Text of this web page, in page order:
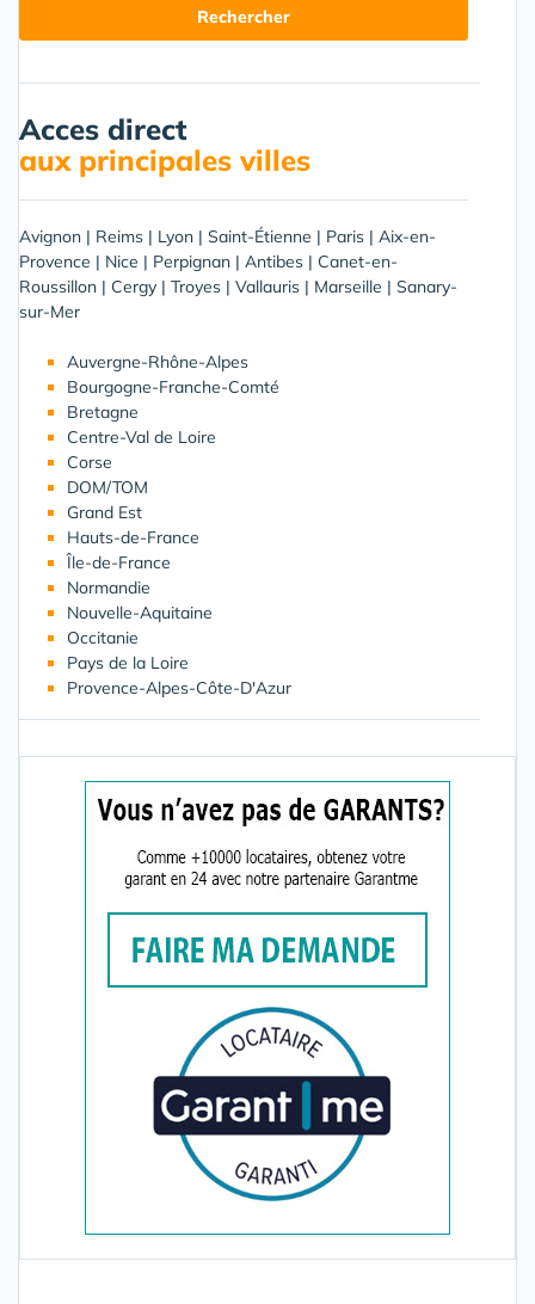
Acces direct
aux principales villes
Avignon | Reims | Lyon | Saint-Étienne | Paris | Aix-en-
Provence | Nice | Perpignan | Antibes | Canet-en-
Roussillon | Cergy | Troyes | Vallauris | Marseille | Sanary-
sur-Mer
Auvergne-Rhône-Alpes
Bourgogne-Franche-Comté
Bretagne
Centre-Val de Loire
Corse
DOM/TOM
Grand Est
Hauts-de-France
Île-de-France
Normandie
Nouvelle-Aquitaine
Occitanie
Pays de la Loire
Provence-Alpes-Côte-D'Azur